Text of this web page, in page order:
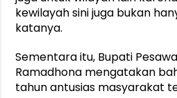
kewilayah sini juga bukan
katanya.
Sementara itu, Bupati
Ramadhona mengatakan
tahun antusias masyarakat